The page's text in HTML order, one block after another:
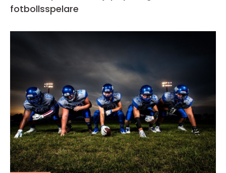
fotbollsspelare